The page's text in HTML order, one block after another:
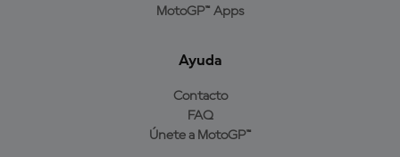
MotoGP™ Apps
Ayuda
Contacto
FAQ
Únete a MotoGP™